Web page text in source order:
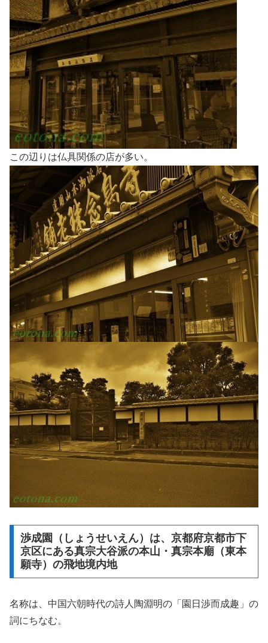
この辺りは仏具関係の店が多い。
渉成園（しょうせいえん）は、京都府京都市下
京区にある真宗大谷派の本山・真宗本廟（東本
願寺）の飛地境内地
名称は、中国六朝時代の詩人陶淵明の「園日渉而成趣」の
詞にちなむ。